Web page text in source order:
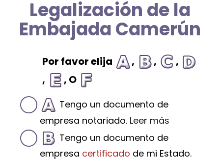
Legalización de la
Embajada Camerún
Por favor elija , ,
,
,
, O
Tengo un documento de
empresa notariado. Leer más
Tengo un documento de
empresa certificado de mi Estado.